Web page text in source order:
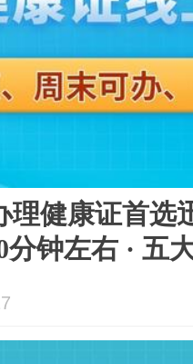
理健康证首选
分钟左右 · 五